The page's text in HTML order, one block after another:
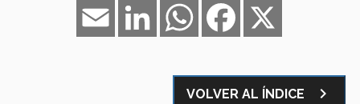
Facebook
WhatsApp
LinkedIn
Email
VOLVER AL ÍNDICE navigate_next